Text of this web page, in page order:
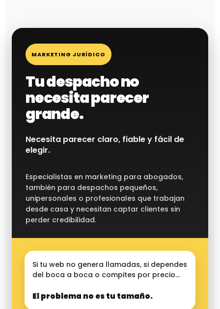
MARKETING JURÍDICO
Tu despacho no
necesita parecer
grande.
Necesita parecer claro, fiable y fácil de
elegir.
Especialistas en marketing para abogados,
también para despachos pequeños,
unipersonales o profesionales que trabajan
desde casa y necesitan captar clientes sin
perder credibilidad.
Si tu web no genera llamadas, si dependes
del boca a boca o compites por precio…
El problema no es tu tamaño.